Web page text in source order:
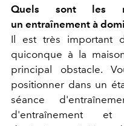
Quels sont les
un entraînement à
Il est très important
quiconque à la
principal obstacle.
positionner dans un
séance
d'entraînement